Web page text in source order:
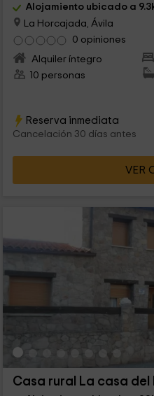
Alojamiento ubicado a
La Horcajada, Ávila
0 opiniones
Alquiler íntegro
10 personas
Reserva inmediata
Cancelación 30 días antes
VER
Casa rural La casa del